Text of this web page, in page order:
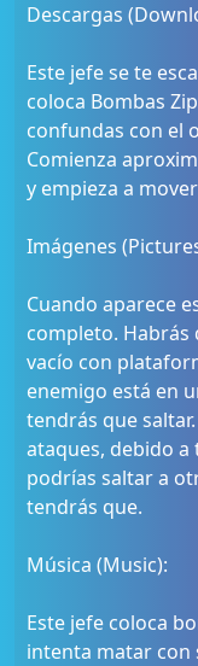
Descargas
Este jefe se te
coloca Bombas
confundas con el
Comienza
y empieza a
Imágenes
Cuando aparece
completo. Habrás
vacío con
enemigo está en
tendrás que
ataques, debido
podrías saltar a
tendrás que.
Música (Music):
Este jefe coloca
intenta matar con